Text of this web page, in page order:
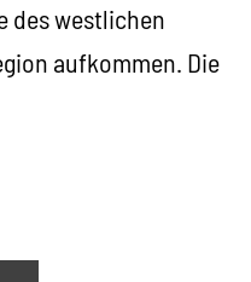
des westlichen
aufkommen. Die